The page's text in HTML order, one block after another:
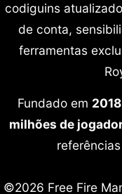
codiguins
de conta,
ferramentas
Fundado em 2018
milhões de
©2026 Free Fire